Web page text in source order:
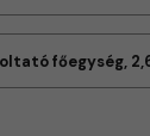
főegység,